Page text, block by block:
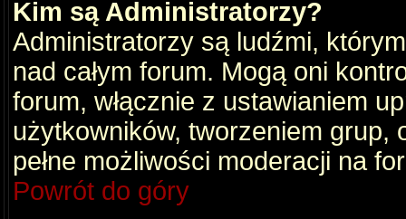
Kim są Administratorzy?
Administratorzy są ludźmi,
nad całym forum. Mogą oni
forum, włącznie z ustawianiem
użytkowników, tworzeniem grup,
pełne możliwości moderacji na
Powrót do góry